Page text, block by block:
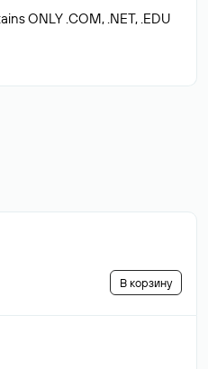
ONLY .COM, .NET, .EDU
В корзину